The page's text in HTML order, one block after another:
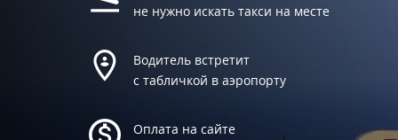
не нужно искать такси на месте
Водитель встретит
с табличкой в аэропорту
Оплата на сайте